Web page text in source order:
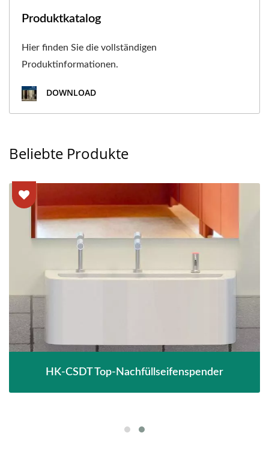
Produktkatalog
Hier finden Sie die vollständigen
Produktinformationen.
DOWNLOAD
Beliebte Produkte
HK-CSDT Top-Nachfüllseifenspender